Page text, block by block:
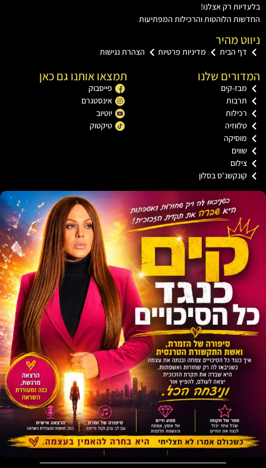
רק אצלנו!
הלוהטות והרכילות המפתיעות
מהיר
הבית מדיניות פרטיות הצהרת נגישות
שלנו
קים
בסלון
תמצאו אותנו גם כאן
פייסבוק
אינסטגרם
יוטיוב
טיקטוק